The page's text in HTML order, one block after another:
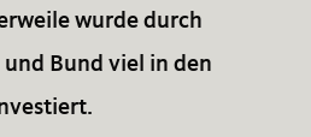
wurde durch
Bund viel in den